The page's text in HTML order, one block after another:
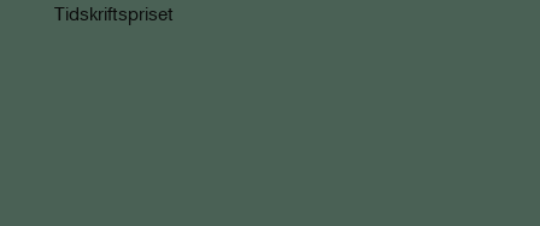
Tidskriftspriset